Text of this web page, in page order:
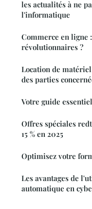
les actualités à ne
l'informatique
Commerce en ligne
révolutionnaires ?
Location de
des parties
Votre guide
Offres spéciales
15 % en 2025
Optimisez votre
Les avantages de
automatique en